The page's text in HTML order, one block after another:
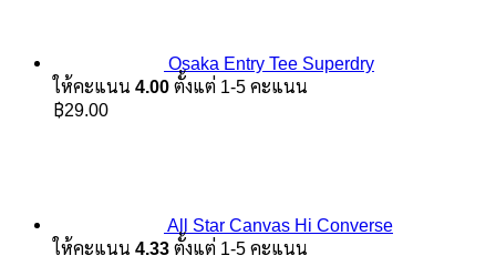
Osaka Entry Tee Superdry
ให้คะแนน 4.00 ตั้งแต่ 1-5 คะแนน
฿29.00
All Star Canvas Hi Converse
ให้คะแนน 4.33 ตั้งแต่ 1-5 คะแนน